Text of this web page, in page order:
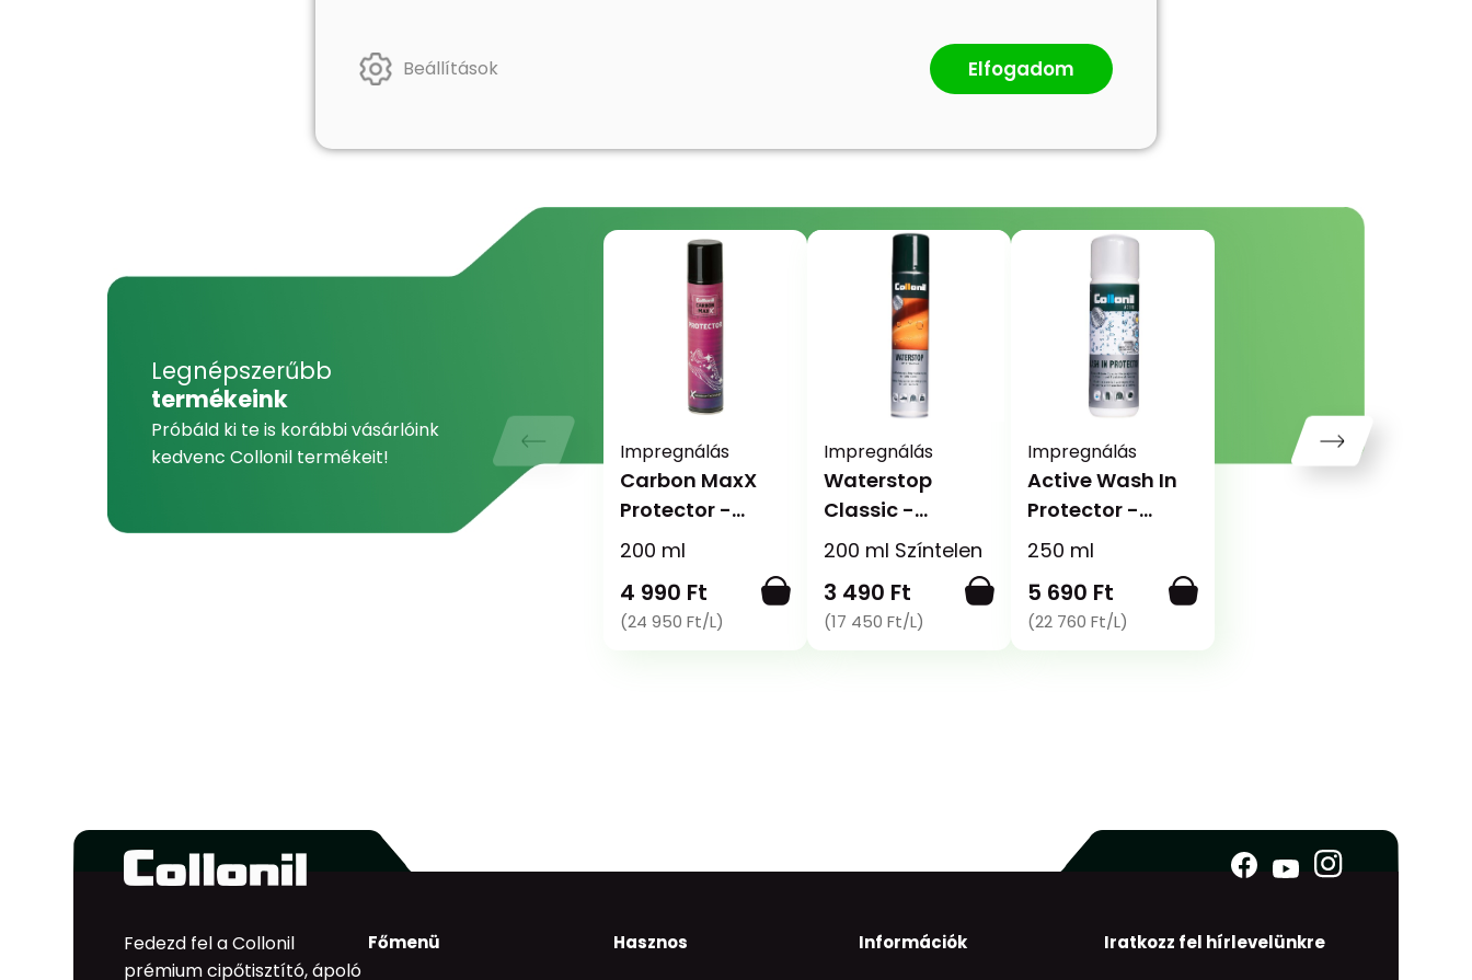
Legnépszerűbb
termékeink
Próbáld ki te is korábbi vásárlóink
kedvenc Collonil termékeit!
Impregnálás
Carbon MaxX
Protector -
Impregnáló
200 ml
4 990 Ft
(24 950 Ft/L)
Impregnálás
Waterstop
Classic -
Impregnáló és
fényvédő spray
200 ml Színtelen
3 490 Ft
(17 450 Ft/L)
Impregnálás
Active Wash In
Protector -
Bemosható
250 ml
5 690 Ft
(22 760 Ft/L)
Fedezd fel a Collonil
prémium cipőtisztító, ápoló
Főmenü Hasznos Információk Iratkozz fel hírlevelünkre
Beállítások Elfogadom